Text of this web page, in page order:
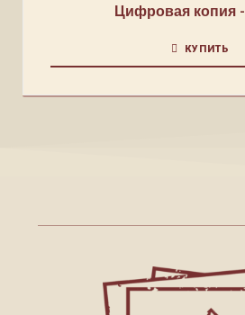
Цифровая копия -
КУПИТЬ